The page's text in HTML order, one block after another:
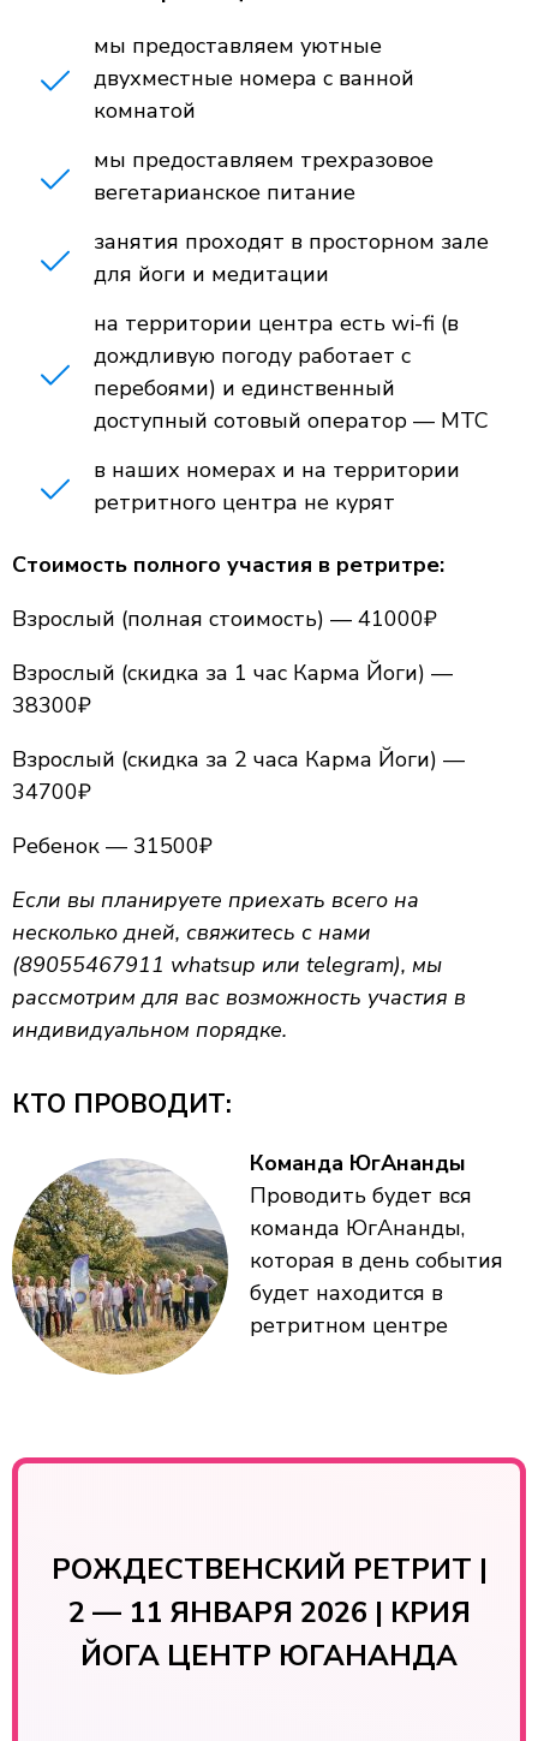
мы предоставляем уютные
двухместные номера с ванной
комнатой
мы предоставляем трехразовое
вегетарианское питание
занятия проходят в просторном зале
для йоги и медитации
на территории центра есть wi-fi (в
дождливую погоду работает с
перебоями) и единственный
доступный сотовый оператор — МТС
в наших номерах и на территории
ретритного центра не курят
Стоимость полного участия в ретритре:
Взрослый (полная стоимость) — 41000₽
Взрослый (скидка за 1 час Карма Йоги) —
38300₽
Взрослый (скидка за 2 часа Карма Йоги) —
34700₽
Ребенок — 31500₽
Если вы планируете приехать всего на
несколько дней, свяжитесь с нами
(89055467911 whatsup или telegram), мы
рассмотрим для вас возможность участия в
индивидуальном порядке.
КТО ПРОВОДИТ:
Команда ЮгАнанды
Проводить будет вся
команда ЮгАнанды,
которая в день события
будет находится в
ретритном центре
РОЖДЕСТВЕНСКИЙ РЕТРИТ |
2 — 11 ЯНВАРЯ 2026 | КРИЯ
ЙОГА ЦЕНТР ЮГАНАНДА